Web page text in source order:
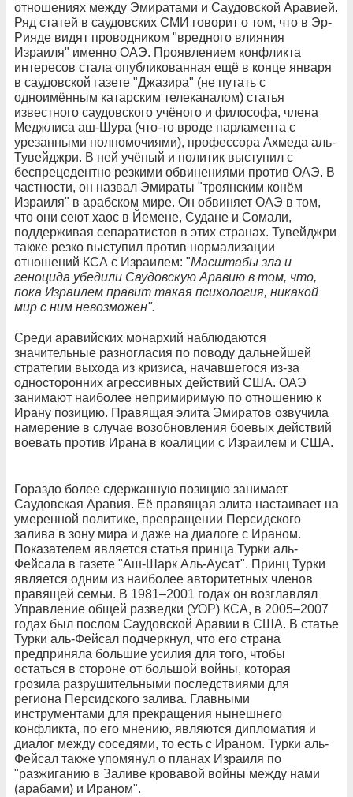
отношениях между Эмиратами и Саудовской Аравией.
Ряд статей в саудовских СМИ говорит о том, что в Эр-
Рияде видят проводником "вредного влияния
Израиля" именно ОАЭ. Проявлением конфликта
интересов стала опубликованная ещё в конце января
в саудовской газете "Джазира" (не путать с
одноимённым катарским телеканалом) статья
известного саудовского учёного и философа, члена
Меджлиса аш-Шура (что-то вроде парламента с
урезанными полномочиями), профессора Ахмеда аль-
Тувейджри. В ней учёный и политик выступил с
беспрецедентно резкими обвинениями против ОАЭ. В
частности, он назвал Эмираты "троянским конём
Израиля" в арабском мире. Он обвиняет ОАЭ в том,
что они сеют хаос в Йемене, Судане и Сомали,
поддерживая сепаратистов в этих странах. Тувейджри
также резко выступил против нормализации
отношений КСА с Израилем: "Масштабы зла и
геноцида убедили Саудовскую Аравию в том, что,
пока Израилем правит такая психология, никакой
мир с ним невозможен".
Среди аравийских монархий наблюдаются
значительные разногласия по поводу дальнейшей
стратегии выхода из кризиса, начавшегося из-за
односторонних агрессивных действий США. ОАЭ
занимают наиболее непримиримую по отношению к
Ирану позицию. Правящая элита Эмиратов озвучила
намерение в случае возобновления боевых действий
воевать против Ирана в коалиции с Израилем и США.
Гораздо более сдержанную позицию занимает
Саудовская Аравия. Её правящая элита настаивает на
умеренной политике, превращении Персидского
залива в зону мира и даже на диалоге с Ираном.
Показателем является статья принца Турки аль-
Фейсала в газете "Аш-Шарк Аль-Аусат". Принц Турки
является одним из наиболее авторитетных членов
правящей семьи. В 1981–2001 годах он возглавлял
Управление общей разведки (УОР) КСА, в 2005–2007
годах был послом Саудовской Аравии в США. В статье
Турки аль-Фейсал подчеркнул, что его страна
предприняла большие усилия для того, чтобы
остаться в стороне от большой войны, которая
грозила разрушительными последствиями для
региона Персидского залива. Главными
инструментами для прекращения нынешнего
конфликта, по его мнению, являются дипломатия и
диалог между соседями, то есть с Ираном. Турки аль-
Фейсал также упомянул о планах Израиля по
"разжиганию в Заливе кровавой войны между нами
(арабами) и Ираном".